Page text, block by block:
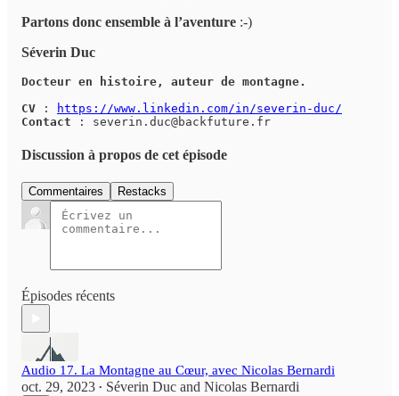
Partons donc ensemble à l’aventure :-)
Séverin Duc
Docteur en histoire, auteur de montagne.
CV
:
https://www.linkedin.com/in/severin-duc/
Contact : severin.duc@backfuture.fr
Discussion à propos de cet épisode
Commentaires Restacks
Épisodes récents
Audio 17. La Montagne au Cœur, avec Nicolas Bernardi
oct. 29, 2023 • Séverin Duc and Nicolas Bernardi